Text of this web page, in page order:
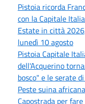
Pistoia ricorda
con la Capitale
Estate in città
lunedì 10 agosto
Pistoia Capitale
dell'Acquerino
bosco" e le serate
Peste suina
Capostrada per